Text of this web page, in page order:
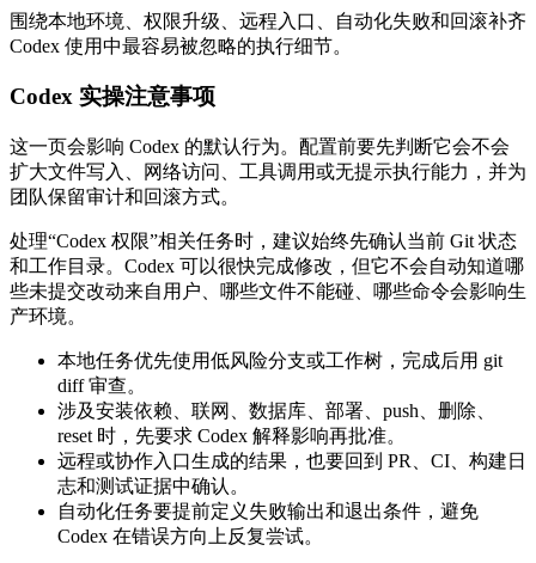
围绕本地环境、权限升级、远程入口、自动化失败和回滚补齐
Codex 使用中最容易被忽略的执行细节。
Codex 实操注意事项
这一页会影响 Codex 的默认行为。配置前要先判断它会不会
扩大文件写入、网络访问、工具调用或无提示执行能力，并为
团队保留审计和回滚方式。
处理“Codex 权限”相关任务时，建议始终先确认当前 Git 状态
和工作目录。Codex 可以很快完成修改，但它不会自动知道哪
些未提交改动来自用户、哪些文件不能碰、哪些命令会影响生
产环境。
本地任务优先使用低风险分支或工作树，完成后用 git
diff 审查。
涉及安装依赖、联网、数据库、部署、push、删除、
reset 时，先要求 Codex 解释影响再批准。
远程或协作入口生成的结果，也要回到 PR、CI、构建日
志和测试证据中确认。
自动化任务要提前定义失败输出和退出条件，避免
Codex 在错误方向上反复尝试。